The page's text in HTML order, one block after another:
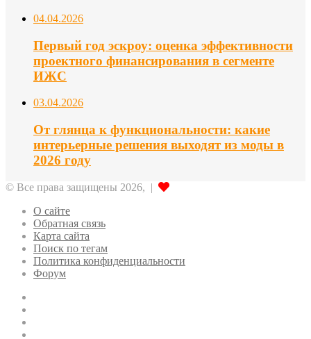
04.04.2026
Первый год эскроу: оценка эффективности
проектного финансирования в сегменте
ИЖС
03.04.2026
От глянца к функциональности: какие
интерьерные решения выходят из моды в
2026 году
© Все права защищены 2026, |
О сайте
Обратная связь
Карта сайта
Поиск по тегам
Политика конфиденциальности
Форум